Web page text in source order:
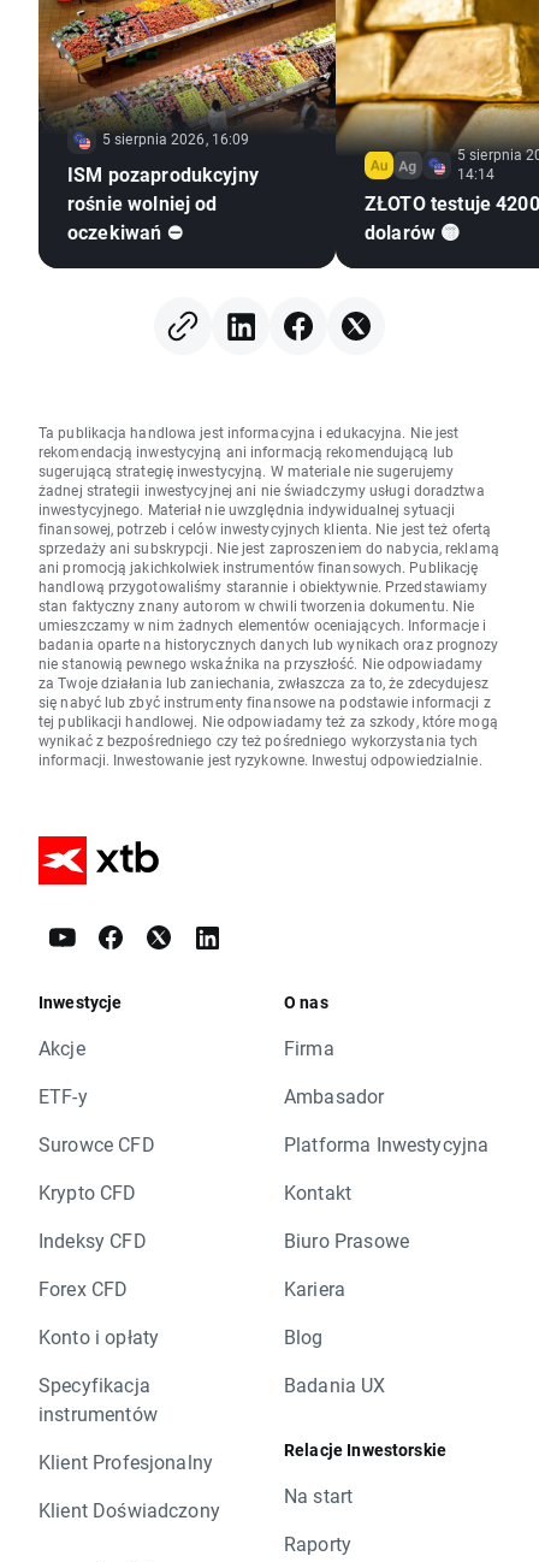
5 sierpnia 2026, 16:09
ISM pozaprodukcyjny
rośnie wolniej od
oczekiwań ⛔
5 sierpnia
14:14
ZŁOTO testuje 4200
dolarów 🟡
Ta publikacja handlowa jest informacyjna i edukacyjna. Nie jest
rekomendacją inwestycyjną ani informacją rekomendującą lub
sugerującą strategię inwestycyjną. W materiale nie sugerujemy
żadnej strategii inwestycyjnej ani nie świadczymy usługi doradztwa
inwestycyjnego. Materiał nie uwzględnia indywidualnej sytuacji
finansowej, potrzeb i celów inwestycyjnych klienta. Nie jest też ofertą
sprzedaży ani subskrypcji. Nie jest zaproszeniem do nabycia, reklamą
ani promocją jakichkolwiek instrumentów finansowych. Publikację
handlową przygotowaliśmy starannie i obiektywnie. Przedstawiamy
stan faktyczny znany autorom w chwili tworzenia dokumentu. Nie
umieszczamy w nim żadnych elementów oceniających. Informacje i
badania oparte na historycznych danych lub wynikach oraz prognozy
nie stanowią pewnego wskaźnika na przyszłość. Nie odpowiadamy
za Twoje działania lub zaniechania, zwłaszcza za to, że zdecydujesz
się nabyć lub zbyć instrumenty finansowe na podstawie informacji z
tej publikacji handlowej. Nie odpowiadamy też za szkody, które mogą
wynikać z bezpośredniego czy też pośredniego wykorzystania tych
informacji. Inwestowanie jest ryzykowne. Inwestuj odpowiedzialnie.
Inwestycje
Akcje
ETF-y
Surowce CFD
Krypto CFD
Indeksy CFD
Forex CFD
Konto i opłaty
Specyfikacja
instrumentów
Klient Profesjonalny
Klient Doświadczony
O nas
Firma
Ambasador
Platforma Inwestycyjna
Kontakt
Biuro Prasowe
Kariera
Blog
Badania UX
Relacje Inwestorskie
Na start
Raporty